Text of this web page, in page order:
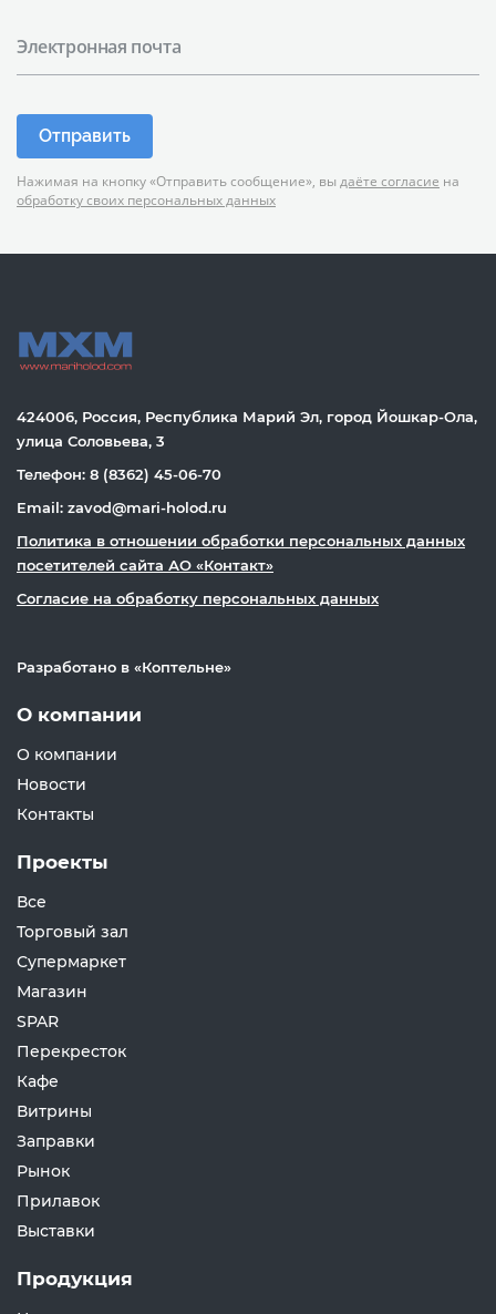
Электронная почта
Отправить
Нажимая на кнопку «Отправить сообщение», вы даёте согласие на
обработку своих персональных данных
424006, Россия, Республика Марий Эл, город Йошкар-Ола,
улица Соловьева, 3
Телефон: 8 (8362) 45-06-70
Email: zavod@mari-holod.ru
Политика в отношении обработки персональных данных
посетителей сайта АО «Контакт»
Согласие на обработку персональных данных
Разработано в «Коптельне»
О компании
О компании
Новости
Контакты
Проекты
Все
Торговый зал
Супермаркет
Магазин
SPAR
Перекресток
Кафе
Витрины
Заправки
Рынок
Прилавок
Выставки
Продукция